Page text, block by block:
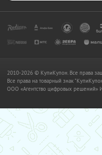
2010-2026 © КупиКупон. Все права
Все права на товарный знак
OOO «Агентство цифровых